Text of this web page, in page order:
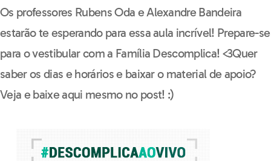
Os professores Rubens Oda e Alexandre Bandeira
estarão te esperando para essa aula incrível! Prepare-se
para o vestibular com a Família Descomplica! <3Quer
saber os dias e horários e baixar o material de apoio?
Veja e baixe aqui mesmo no post! :)